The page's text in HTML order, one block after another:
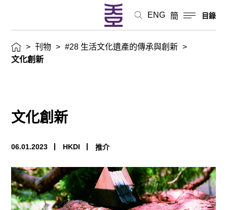
ENG 簡 目錄
> 刊物 > #28 生活文化遺產的傳承與創新 >
文化創新
文化創新
06.01.2023 HKDI 推介